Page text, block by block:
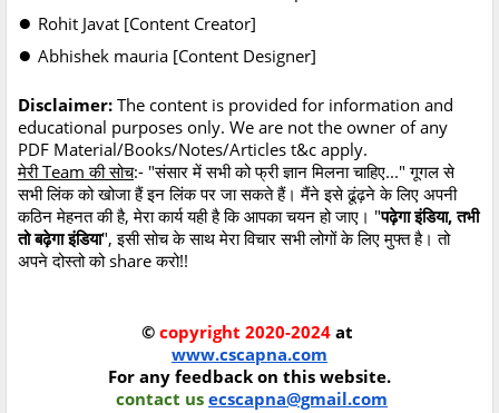
● Rohit Javat [Content Creator]
● Abhishek mauria [Content Designer]
Disclaimer: The content is provided for information and
educational purposes only. We are not the owner of any
PDF Material/Books/Notes/Articles t&c apply.
मेरी Team की सोच:- "संसार में सभी को फ्री ज्ञान मिलना चाहिए..." गूगल से
सभी लिंक को खोजा हैं इन लिंक पर जा सकते हैं। मैंने इसे ढूंढ़ने के लिए अपनी
कठिन मेहनत की है, मेरा कार्य यही है कि आपका चयन हो जाए। "पढ़ेगा इंडिया, तभी
तो बढ़ेगा इंडिया", इसी सोच के साथ मेरा विचार सभी लोगों के लिए मुफ्त है। तो
अपने दोस्तो को share करो!!
© copyright 2020-2024 at
www.cscapna.com
For any feedback on this website.
contact us ecscapna@gmail.com